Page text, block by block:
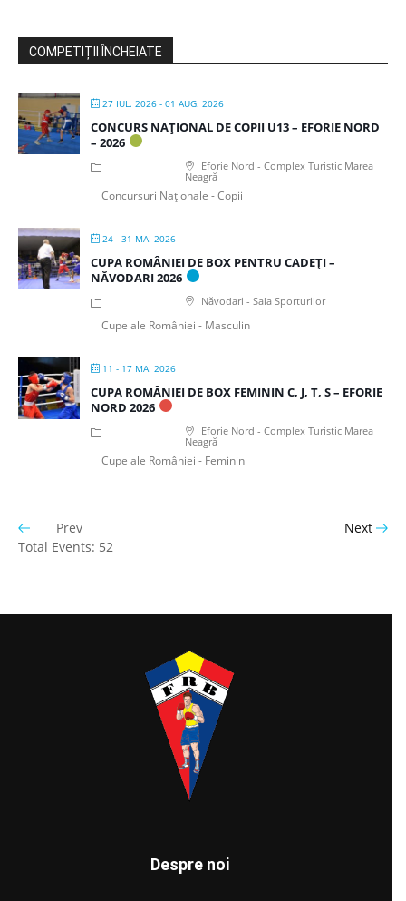
COMPETIȚII ÎNCHEIATE
27 IUL. 2026 - 01 AUG. 2026
CONCURS NAȚIONAL DE COPII U13 – EFORIE NORD
– 2026
Eforie Nord - Complex Turistic Marea
Neagră
Concursuri Naționale - Copii
24 - 31 MAI 2026
CUPA ROMÂNIEI DE BOX PENTRU CADEȚI –
NĂVODARI 2026
Năvodari - Sala Sporturilor
Cupe ale României - Masculin
11 - 17 MAI 2026
CUPA ROMÂNIEI DE BOX FEMININ C, J, T, S – EFORIE
NORD 2026
Eforie Nord - Complex Turistic Marea
Neagră
Cupe ale României - Feminin
Prev
Next
Total Events: 52
Despre noi